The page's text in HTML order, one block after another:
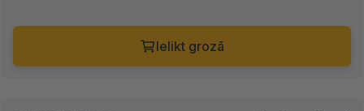
Ielikt grozā